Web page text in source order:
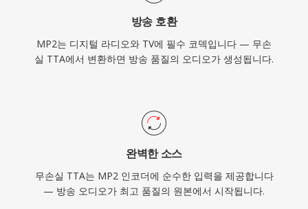
방송 호환
MP2는 디지털 라디오와 TV에 필수 코덱입니다 — 무손
실 TTA에서 변환하면 방송 품질의 오디오가 생성됩니다.
완벽한 소스
무손실 TTA는 MP2 인코더에 순수한 입력을 제공합니다
— 방송 오디오가 최고 품질의 원본에서 시작됩니다.